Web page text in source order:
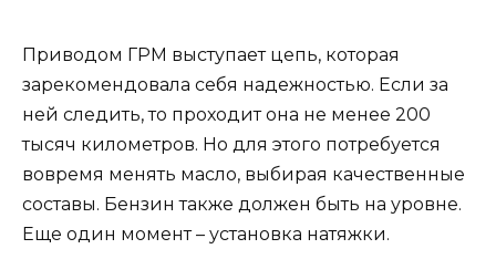
Приводом ГРМ выступает цепь, которая
зарекомендовала себя надежностью. Если за
ней следить, то проходит она не менее 200
тысяч километров. Но для этого потребуется
вовремя менять масло, выбирая качественные
составы. Бензин также должен быть на уровне.
Еще один момент – установка натяжки.